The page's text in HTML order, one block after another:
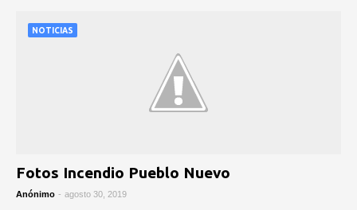
NOTICIAS
Fotos Incendio Pueblo Nuevo
Anónimo - agosto 30, 2019